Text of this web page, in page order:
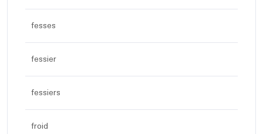
fesses
fessier
fessiers
froid